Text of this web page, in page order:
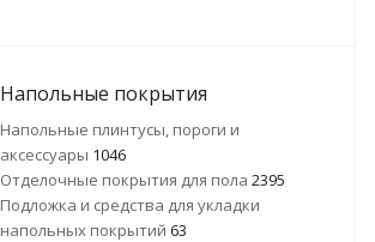
Напольные покрытия
Напольные плинтусы, пороги и
аксессуары 1046
Отделочные покрытия для пола 2395
Подложка и средства для укладки
напольных покрытий 63